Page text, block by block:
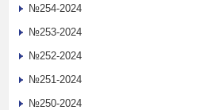
№254-2024
№253-2024
№252-2024
№251-2024
№250-2024